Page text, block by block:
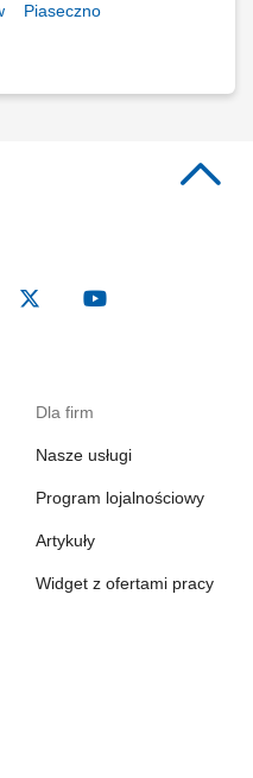
Piaseczno
Dla firm
Nasze usługi
Program lojalnościowy
Artykuły
Widget z ofertami pracy